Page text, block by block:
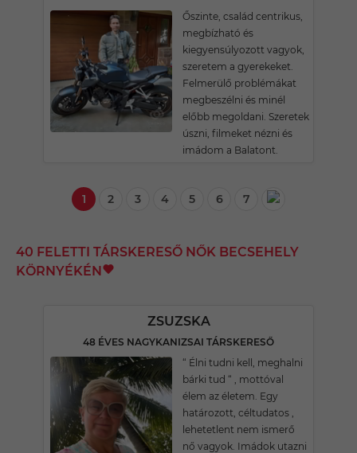
Őszinte, család centrikus,
megbízható és
kiegyensúlyozott vagyok,
szeretem a gyerekeket.
Felmerülő problémákat
megbeszélni és minél
előbb megoldani. Szeretek
úszni, filmeket nézni és
imádom a Balatont.
1 2 3 4 5 6 7
40 FELETTI TÁRSKERESŐ NŐK BECSEHELY
KÖRNYÉKÉN
ZSUZSKA
48 ÉVES NAGYKANIZSAI TÁRSKERESŐ
“ Élni tudni kell, meghalni
bárki tud “ , mottóval
élem az életem. Egy
határozott, céltudatos ,
lehetetlent nem ismerő
nő vagyok. Imádok utazni